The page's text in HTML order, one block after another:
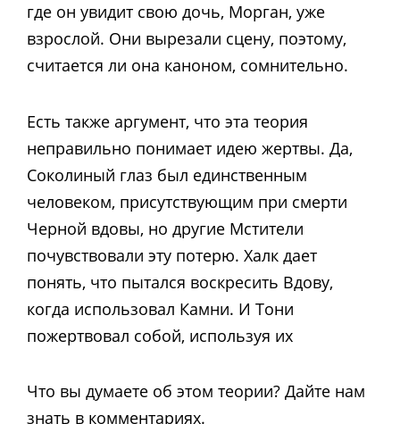
где он увидит свою дочь, Морган, уже
взрослой. Они вырезали сцену, поэтому,
считается ли она каноном, сомнительно.
Есть также аргумент, что эта теория
неправильно понимает идею жертвы. Да,
Соколиный глаз был единственным
человеком, присутствующим при смерти
Черной вдовы, но другие Мстители
почувствовали эту потерю. Халк дает
понять, что пытался воскресить Вдову,
когда использовал Камни. И Тони
пожертвовал собой, используя их
Что вы думаете об этом теории? Дайте нам
знать в комментариях.